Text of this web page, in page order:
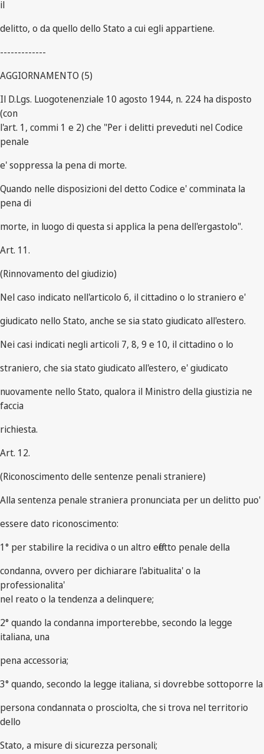
il
delitto, o da quello dello Stato a cui egli appartiene.
-------------
AGGIORNAMENTO (5)
Il D.Lgs. Luogotenenziale 10 agosto 1944, n. 224 ha disposto
(con
l'art. 1, commi 1 e 2) che "Per i delitti preveduti nel Codice
penale
e' soppressa la pena di morte.
Quando nelle disposizioni del detto Codice e' comminata la
pena di
morte, in luogo di questa si applica la pena dell'ergastolo".
Art. 11.
(Rinnovamento del giudizio)
Nel caso indicato nell'articolo 6, il cittadino o lo straniero e'
giudicato nello Stato, anche se sia stato giudicato all'estero.
Nei casi indicati negli articoli 7, 8, 9 e 10, il cittadino o lo
straniero, che sia stato giudicato all'estero, e' giudicato
nuovamente nello Stato, qualora il Ministro della giustizia ne
faccia
richiesta.
Art. 12.
(Riconoscimento delle sentenze penali straniere)
Alla sentenza penale straniera pronunciata per un delitto puo'
essere dato riconoscimento:
1° per stabilire la recidiva o un altro effetto penale della
condanna, ovvero per dichiarare l'abitualita' o la
professionalita'
nel reato o la tendenza a delinquere;
2° quando la condanna importerebbe, secondo la legge
italiana, una
pena accessoria;
3° quando, secondo la legge italiana, si dovrebbe sottoporre la
persona condannata o prosciolta, che si trova nel territorio
dello
Stato, a misure di sicurezza personali;